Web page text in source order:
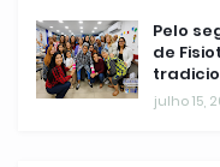
Pelo
de
julho 15,